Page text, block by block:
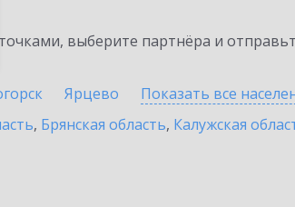
выберите партнёра и
Ярцево Показать все
, Брянская область, Калужская